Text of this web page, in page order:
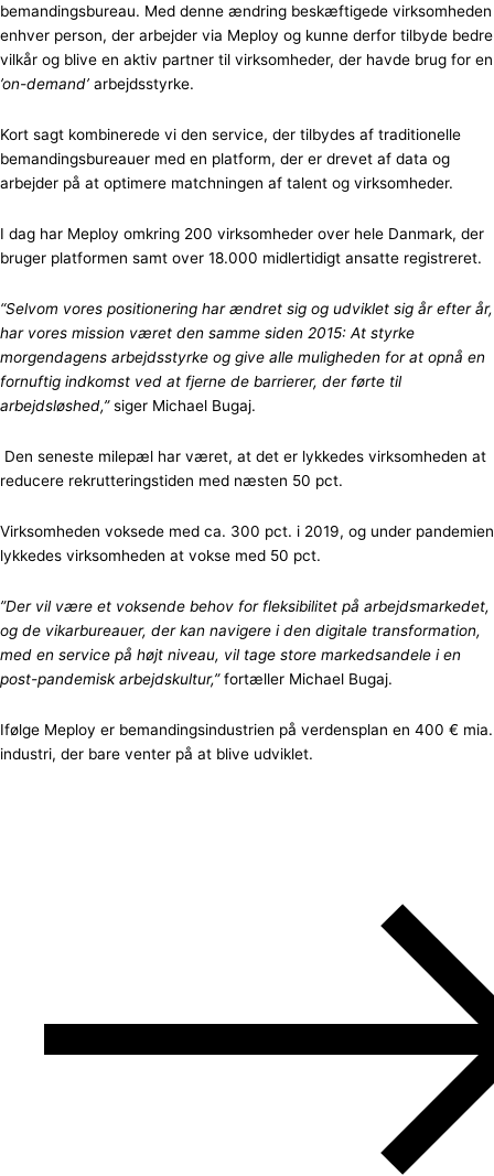
bemandingsbureau. Med denne ændring beskæftigede virksomheden
enhver person, der arbejder via Meploy og kunne derfor tilbyde bedre
vilkår og blive en aktiv partner til virksomheder, der havde brug for en
’on-demand’ arbejdsstyrke.
Kort sagt kombinerede vi den service, der tilbydes af traditionelle
bemandingsbureauer med en platform, der er drevet af data og
arbejder på at optimere matchningen af ​​talent og virksomheder.
I dag har Meploy omkring 200 virksomheder over hele Danmark, der
bruger platformen samt over 18.000 midlertidigt ansatte registreret.
“Selvom vores positionering har ændret sig og udviklet sig år efter år,
har vores mission været den samme siden 2015: At styrke
morgendagens arbejdsstyrke og give alle muligheden for at opnå en
fornuftig indkomst ved at fjerne de barrierer, der førte til
arbejdsløshed,”siger Michael Bugaj.
Den seneste milepæl har været, at det er lykkedes virksomheden at
reducere rekrutteringstiden med næsten 50 pct.
Virksomheden voksede med ca. 300 pct. i 2019, og under pandemien
lykkedes virksomheden at vokse med 50 pct.
”Der vil være et voksende behov for fleksibilitet på arbejdsmarkedet,
og de vikarbureauer, der kan navigere i den digitale transformation,
med en service på højt niveau, vil tage store markedsandele i en
post-pandemisk arbejdskultur,”fortæller Michael Bugaj.
Ifølge Meploy er bemandingsindustrien på verdensplan en 400 € mia.
industri, der bare venter på at blive udviklet.